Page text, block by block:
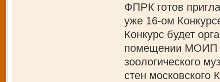
ФПРК готов
уже 16-ом
Конкурс будет
помещении МОИП
зоологического
стен